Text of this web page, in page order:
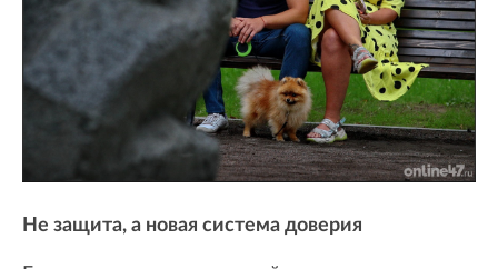
Не защита, а новая система доверия